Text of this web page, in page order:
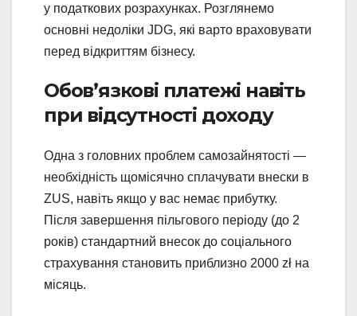
у податкових розрахунках. Розглянемо
основні недоліки JDG, які варто враховувати
перед відкриттям бізнесу.
Обов’язкові платежі навіть
при відсутності доходу
Одна з головних проблем самозайнятості —
необхідність щомісячно сплачувати внески в
ZUS, навіть якщо у вас немає прибутку.
Після завершення пільгового періоду (до 2
років) стандартний внесок до соціального
страхування становить приблизно 2000 zł на
місяць.